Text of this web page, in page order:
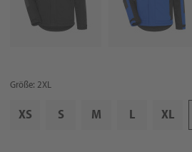
Größe: 2XL
XS S M L XL